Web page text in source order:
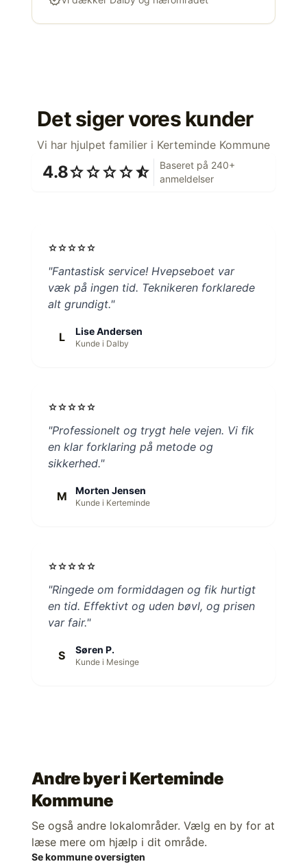
Det siger vores kunder
Vi har hjulpet familier i Kerteminde Kommune
4.8starstarstarstarstar_half
Baseret på 240+
anmeldelser
starstarstarstarstar
"Fantastisk service! Hvepseboet var
væk på ingen tid. Teknikeren forklarede
alt grundigt."
L Lise Andersen
Kunde i Dalby
starstarstarstarstar
"Professionelt og trygt hele vejen. Vi fik
en klar forklaring på metode og
sikkerhed."
M Morten Jensen
Kunde i Kerteminde
starstarstarstarstar
"Ringede om formiddagen og fik hurtigt
en tid. Effektivt og uden bøvl, og prisen
var fair."
S Søren P.
Kunde i Mesinge
Andre byer i Kerteminde
Kommune
Se også andre lokalområder. Vælg en by for at
læse mere om hjælp i dit område.
Se kommune oversigten